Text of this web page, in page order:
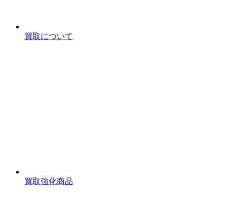
買取について
買取強化商品